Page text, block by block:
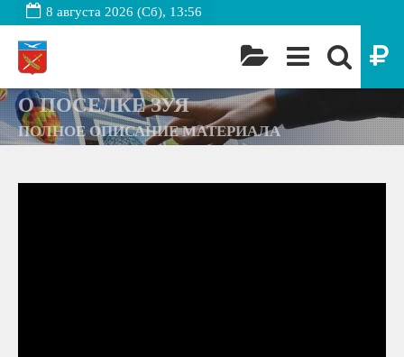
8 августа 2026 (Сб), 13:56
О ПОСЕЛКЕ ЗУЯ
ПОЛНОЕ ОПИСАНИЕ МАТЕРИАЛА